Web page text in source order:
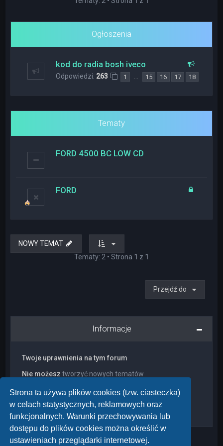
Strona ta używa plików cookies (tzw. ciasteczka)
w celach statystycznych, reklamowych oraz
funkcjonalnych. Warunki przechowywania lub
dostępu do plików cookies można określić w
ustawieniach przeglądarki internetowej.
Ogłoszenia
kod do radia bosh iveco
Odpowiedzi: 263 1 … 15 16 17 18
Tematy
FORD 4500 BC LOW CD
FORD
NOWY TEMAT
Tematy: 2 • Strona 1 z 1
Przejdź do
Informacje
Twoje uprawnienia na tym forum
Nie możesz tworzyć nowych tematów
Nie możeszzmieniać swoich postów
Nie możesz
usuwać swoich postów
Nie możeszdodawać załączników